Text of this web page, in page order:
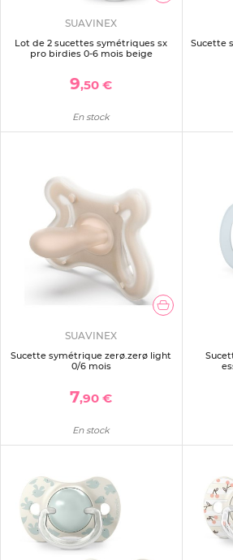
SUAVINEX
Lot de 2 sucettes symétriques sx
pro birdies 0-6 mois beige
9,50 €
En stock
Sucette
SUAVINEX
Sucette symétrique zerø.zerø light
0/6 mois
7,90 €
En stock